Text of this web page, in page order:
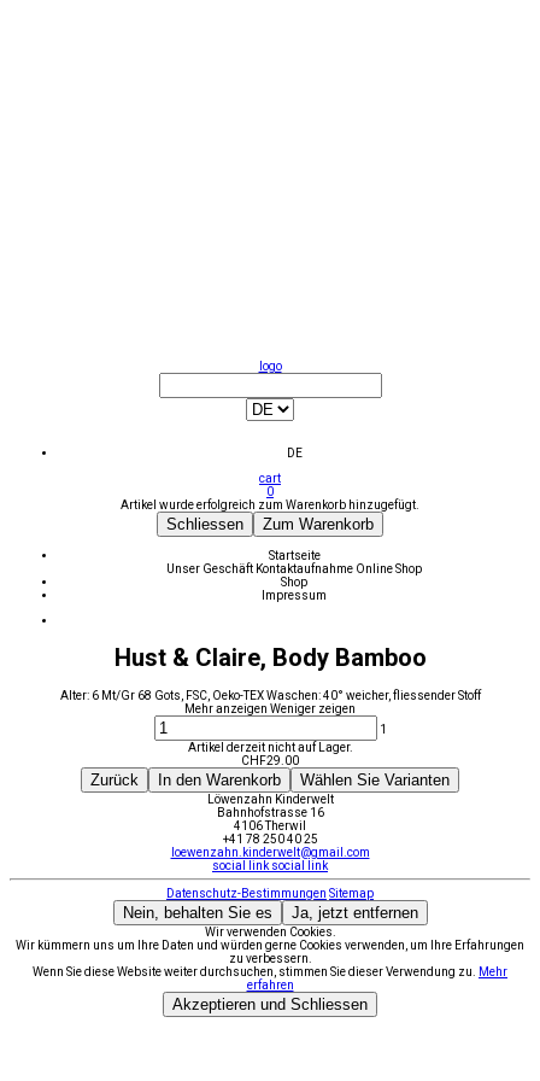
logo
DE
cart
0
Artikel wurde erfolgreich zum Warenkorb hinzugefügt.
Schliessen Zum Warenkorb
Startseite
Unser Geschäft Kontaktaufnahme Online Shop
Shop
Impressum
Hust & Claire, Body Bamboo
Alter: 6 Mt/Gr 68 Gots, FSC, Oeko-TEX Waschen: 40° weicher, fliessender Stoff
Mehr anzeigen Weniger zeigen
1
Artikel derzeit nicht auf Lager.
CHF29.00
Zurück In den Warenkorb Wählen Sie Varianten
Löwenzahn Kinderwelt
Bahnhofstrasse 16
4106 Therwil
+41 78 250 40 25
loewenzahn.kinderwelt@gmail.com
social link social link
Datenschutz-Bestimmungen Sitemap
Nein, behalten Sie es Ja, jetzt entfernen
Wir verwenden Cookies.
Wir kümmern uns um Ihre Daten und würden gerne Cookies verwenden, um Ihre Erfahrungen
zu verbessern.
Wenn Sie diese Website weiter durchsuchen, stimmen Sie dieser Verwendung zu.
Mehr
erfahren
Akzeptieren und Schliessen